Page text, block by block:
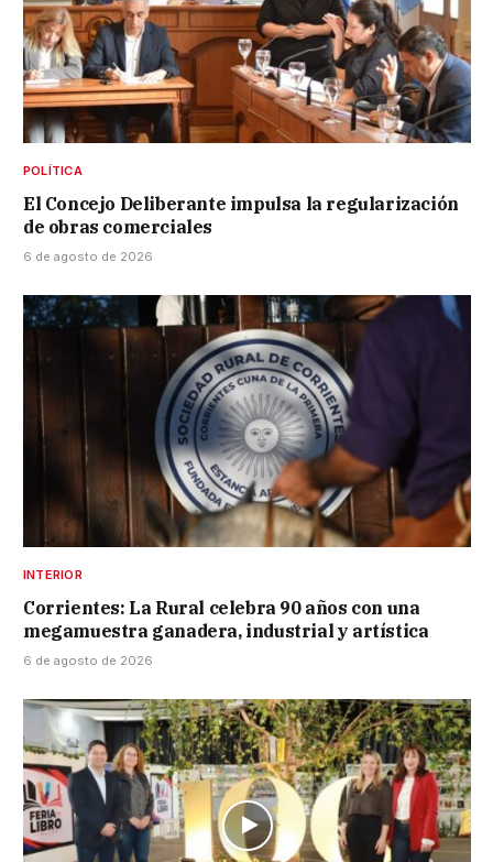
POLÍTICA
El Concejo Deliberante impulsa la regularización
de obras comerciales
6 de agosto de 2026
INTERIOR
Corrientes: La Rural celebra 90 años con una
megamuestra ganadera, industrial y artística
6 de agosto de 2026